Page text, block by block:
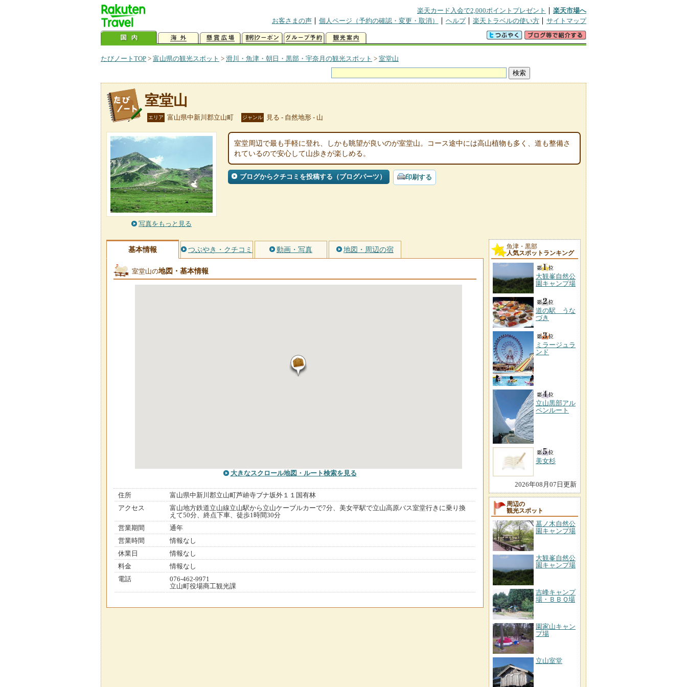
楽天カード入会で2,000ポイントプレゼント
楽天市場へ
お客さまの声
個人ページ（予約の確認・変更・取消） ヘルプ 楽天トラベルの使い方 サイトマップ
たびノートTOP > 富山県の観光スポット > 滑川・魚津・朝日・黒部・宇奈月の観光スポット > 室堂山
室堂山
エリア 富山県中新川郡立山町 ジャンル 見る - 自然地形 - 山
写真をもっと見る
室堂周辺で最も手軽に登れ、しかも眺望が良いのが室堂山。コース途中には高山植物も多く、道も整備さ
れているので安心して山歩きが楽しめる。
ブログからクチコミを投稿する（ブログパーツ） 印刷する
基本情報 つぶやき・クチコミ 動画・写真 地図・周辺の宿
室堂山の地図・基本情報
大きなスクロール地図 ・ルート検索を見る
住所
富山県中新川郡立山町芦峅寺ブナ坂外１１国有林
アクセス
富山地方鉄道立山線立山駅から立山ケーブルカーで7分、美女平駅で立山高原バス室堂行きに乗り換
えて50分、終点下車、徒歩1時間30分
営業期間
通年
営業時間
情報なし
休業日
情報なし
料金
情報なし
電話
076-462-9971
立山町役場商工観光課
魚津・黒部
人気スポットランキング
大観峯自然公
園キャンプ場
道の駅 うな
づき
ミラージュラ
ンド
立山黒部アル
ペンルート
美女杉
2026年08月07日更新
周辺の
観光スポット
墓ノ木自然公
園キャンプ場
大観峯自然公
園キャンプ場
吉峰キャンプ
場・ＢＢＱ場
園家山キャン
プ場
立山室堂